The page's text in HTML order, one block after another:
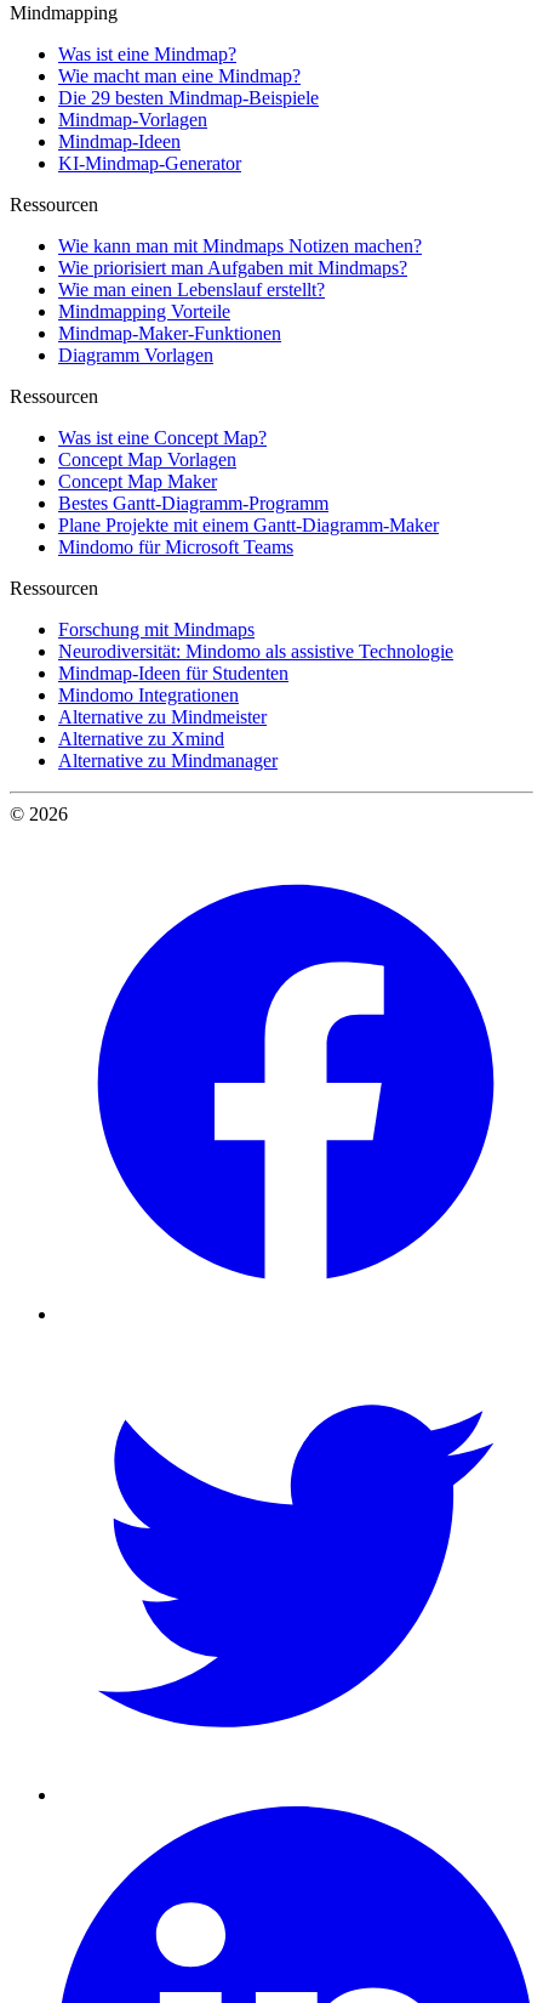
Mindmapping
Was ist eine Mindmap?
Wie macht man eine Mindmap?
Die 29 besten Mindmap-Beispiele
Mindmap-Vorlagen
Mindmap-Ideen
KI-Mindmap-Generator
Ressourcen
Wie kann man mit Mindmaps Notizen machen?
Wie priorisiert man Aufgaben mit Mindmaps?
Wie man einen Lebenslauf erstellt?
Mindmapping Vorteile
Mindmap-Maker-Funktionen
Diagramm Vorlagen
Ressourcen
Was ist eine Concept Map?
Concept Map Vorlagen
Concept Map Maker
Bestes Gantt-Diagramm-Programm
Plane Projekte mit einem Gantt-Diagramm-Maker
Mindomo für Microsoft Teams
Ressourcen
Forschung mit Mindmaps
Neurodiversität: Mindomo als assistive Technologie
Mindmap-Ideen für Studenten
Mindomo Integrationen
Alternative zu Mindmeister
Alternative zu Xmind
Alternative zu Mindmanager
© 2026